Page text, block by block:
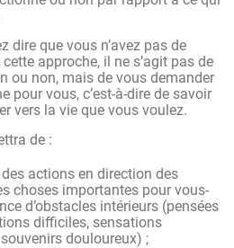
dire que vous n’avez pas de
approche, il ne s’agit pas de
ou non, mais de vous demander
pour vous, c’est-à-dire de savoir
vers la vie que vous voulez.
de :
actions en direction des
choses importantes pour vous-
d’obstacles intérieurs (pensées
difficiles, sensations
douloureux) ;